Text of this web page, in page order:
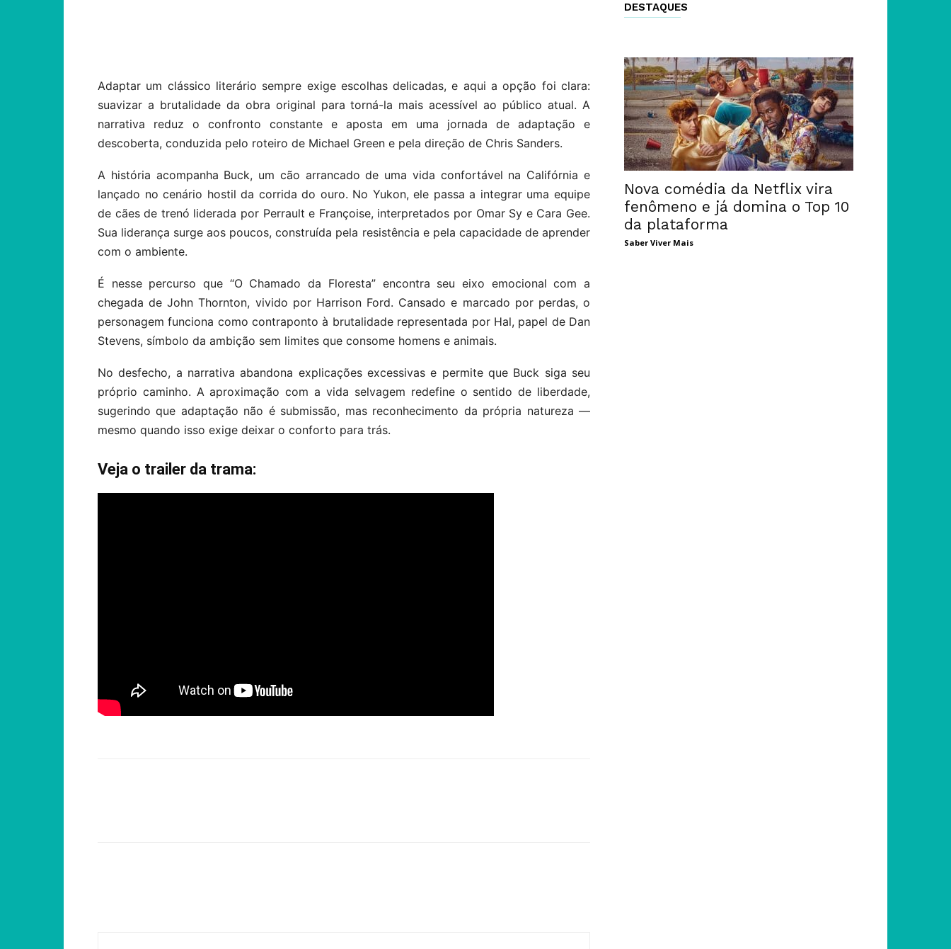
Adaptar um clássico literário sempre exige escolhas delicadas, e aqui a opção foi clara:
suavizar a brutalidade da obra original para torná-la mais acessível ao público atual. A
narrativa reduz o confronto constante e aposta em uma jornada de adaptação e
descoberta, conduzida pelo roteiro de Michael Green e pela direção de Chris Sanders.
A história acompanha Buck, um cão arrancado de uma vida confortável na Califórnia e
lançado no cenário hostil da corrida do ouro. No Yukon, ele passa a integrar uma equipe
de cães de trenó liderada por Perrault e Françoise, interpretados por Omar Sy e Cara Gee.
Sua liderança surge aos poucos, construída pela resistência e pela capacidade de aprender
com o ambiente.
É nesse percurso que “O Chamado da Floresta” encontra seu eixo emocional com a
chegada de John Thornton, vivido por Harrison Ford. Cansado e marcado por perdas, o
personagem funciona como contraponto à brutalidade representada por Hal, papel de Dan
Stevens, símbolo da ambição sem limites que consome homens e animais.
No desfecho, a narrativa abandona explicações excessivas e permite que Buck siga seu
próprio caminho. A aproximação com a vida selvagem redefine o sentido de liberdade,
sugerindo que adaptação não é submissão, mas reconhecimento da própria natureza —
mesmo quando isso exige deixar o conforto para trás.
Veja o trailer da trama:
DESTAQUES
Nova comédia da Netflix vira
fenômeno e já domina o Top 10
da plataforma
Saber Viver Mais